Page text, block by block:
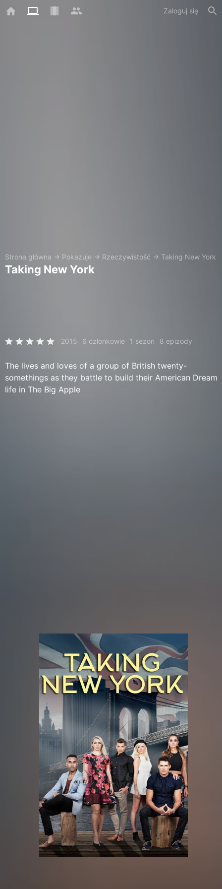
Zaloguj się
Strona główna → Pokazuje → Rzeczywistość → Taking New York
Taking New York
2015 6 członkowie 1 sezon 8 epizody
The lives and loves of a group of British twenty-
somethings as they battle to build their American Dream
life in The Big Apple